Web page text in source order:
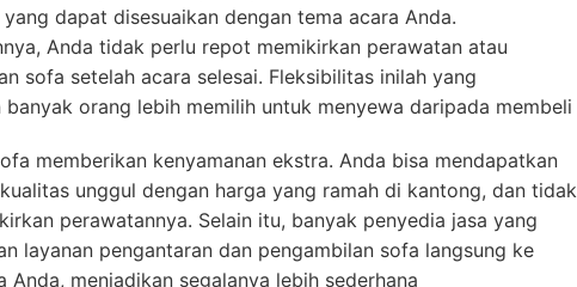
dapat disesuaikan dengan tema acara Anda.
Anda tidak perlu repot memikirkan perawatan atau
sofa setelah acara selesai. Fleksibilitas inilah yang
banyak orang lebih memilih untuk menyewa daripada membeli
memberikan kenyamanan ekstra. Anda bisa mendapatkan
unggul dengan harga yang ramah di kantong, dan tidak
perawatannya. Selain itu, banyak penyedia jasa yang
layanan pengantaran dan pengambilan sofa langsung ke
Anda, menjadikan segalanya lebih sederhana